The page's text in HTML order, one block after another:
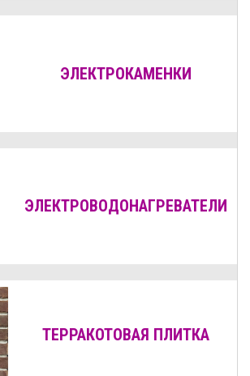
ЭЛЕКТРОКАМЕНКИ
ЭЛЕКТРОВОДОНАГРЕВАТЕЛИ
ТЕРРАКОТОВАЯ ПЛИТКА